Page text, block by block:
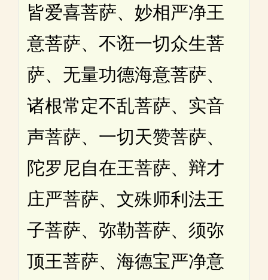
皆爱喜菩萨、妙相严净王
意菩萨、不诳一切众生菩
萨、无量功德海意菩萨、
诸根常定不乱菩萨、实音
声菩萨、一切天赞菩萨、
陀罗尼自在王菩萨、辩才
庄严菩萨、文殊师利法王
子菩萨、弥勒菩萨、须弥
顶王菩萨、海德宝严净意